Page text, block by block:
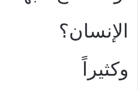
الإنسان؟
وكثيراً